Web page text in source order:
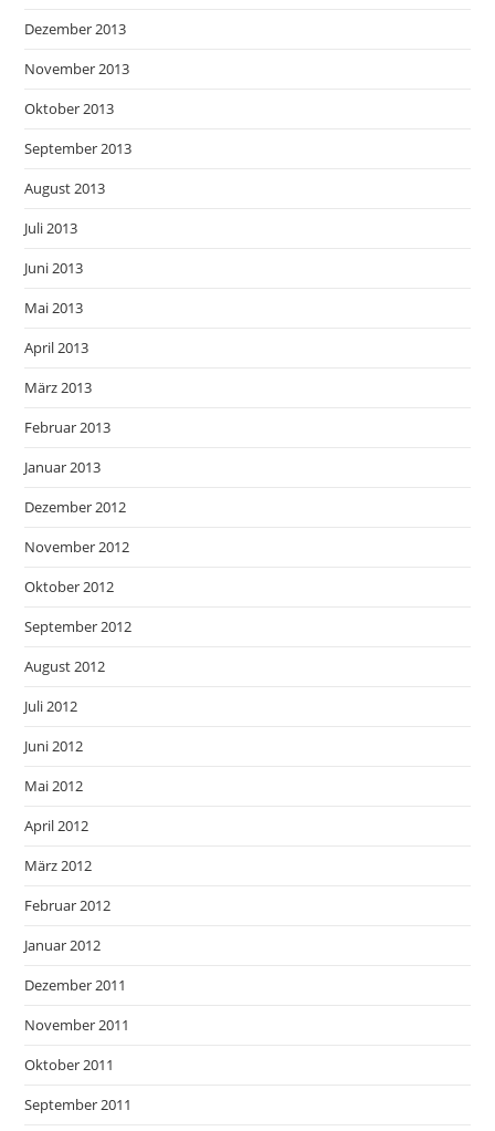
Dezember 2013
November 2013
Oktober 2013
September 2013
August 2013
Juli 2013
Juni 2013
Mai 2013
April 2013
März 2013
Februar 2013
Januar 2013
Dezember 2012
November 2012
Oktober 2012
September 2012
August 2012
Juli 2012
Juni 2012
Mai 2012
April 2012
März 2012
Februar 2012
Januar 2012
Dezember 2011
November 2011
Oktober 2011
September 2011